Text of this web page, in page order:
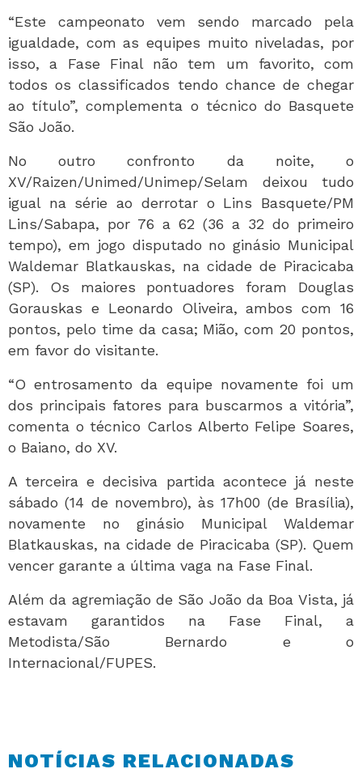
“Este campeonato vem sendo marcado pela
igualdade, com as equipes muito niveladas, por
isso, a Fase Final não tem um favorito, com
todos os classificados tendo chance de chegar
ao título”, complementa o técnico do Basquete
São João.
No outro confronto da noite, o
XV/Raizen/Unimed/Unimep/Selam deixou tudo
igual na série ao derrotar o Lins Basquete/PM
Lins/Sabapa, por 76 a 62 (36 a 32 do primeiro
tempo), em jogo disputado no ginásio Municipal
Waldemar Blatkauskas, na cidade de Piracicaba
(SP). Os maiores pontuadores foram Douglas
Gorauskas e Leonardo Oliveira, ambos com 16
pontos, pelo time da casa; Mião, com 20 pontos,
em favor do visitante.
“O entrosamento da equipe novamente foi um
dos principais fatores para buscarmos a vitória”,
comenta o técnico Carlos Alberto Felipe Soares,
o Baiano, do XV.
A terceira e decisiva partida acontece já neste
sábado (14 de novembro), às 17h00 (de Brasília),
novamente no ginásio Municipal Waldemar
Blatkauskas, na cidade de Piracicaba (SP). Quem
vencer garante a última vaga na Fase Final.
Além da agremiação de São João da Boa Vista, já
estavam garantidos na Fase Final, a
Metodista/São Bernardo e o
Internacional/FUPES.
NOTÍCIAS RELACIONADAS